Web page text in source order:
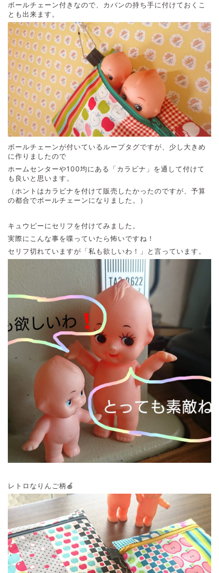
ボールチェーン付きなので、カバンの持ち手に付けておくこ
とも出来ます。
ボールチェーンが付いているループタグですが、少し大きめ
に作りましたので
ホームセンターや100均にある「カラビナ」を通して付けて
も良いと思います。
（ホントはカラビナを付けて販売したかったのですが、予算
の都合でボールチェーンになりました。）
キュウピーにセリフを付けてみました。
実際にこんな事を喋っていたら怖いですね！
セリフ切れていますが「私も欲しいわ！」と言っています。
レトロなりんご柄🍎